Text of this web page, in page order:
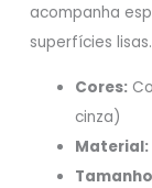
acompanha
superfícies lisas.
Cores:
cinza)
Material: